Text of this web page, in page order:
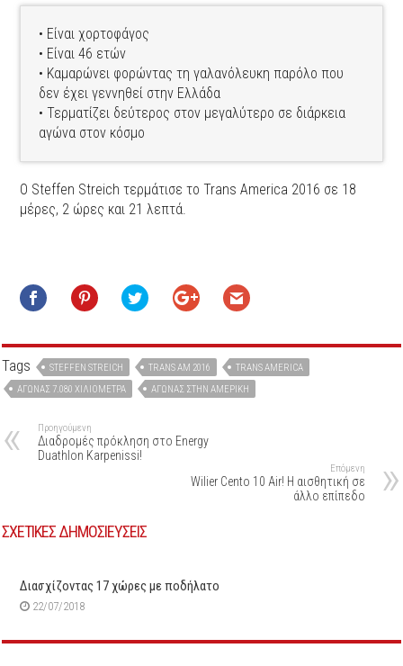
• Είναι χορτοφάγος
• Είναι 46 ετών
• Καμαρώνει φορώντας τη γαλανόλευκη παρόλο που
δεν έχει γεννηθεί στην Ελλάδα
• Τερματίζει δεύτερος στον μεγαλύτερο σε διάρκεια
αγώνα στον κόσμο
O Steffen Streich τερμάτισε το Trans America 2016 σε 18
μέρες, 2 ώρες και 21 λεπτά.
Tags STEFFEN STREICH TRANS AM 2016
TRANS AMERICA
ΑΓΏΝΑΣ 7.080 ΧΙΛΙΌΜΕΤΡΑ
ΑΓΏΝΑΣ ΣΤΗΝ ΑΜΕΡΙΚΉ
Προηγούμενη
Διαδρομές πρόκληση στο Energy
Duathlon Karpenissi!
Επόμενη
Wilier Cento 10 Air! Η αισθητική σε
άλλο επίπεδο
ΣΧΕΤΙΚΕΣ ΔΗΜΟΣΙΕΥΣΕΙΣ
Διασχίζοντας 17 χώρες με ποδήλατο
22/07/2018